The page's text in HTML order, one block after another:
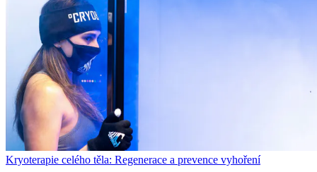
Kryoterapie celého těla: Regenerace a prevence vyhoření